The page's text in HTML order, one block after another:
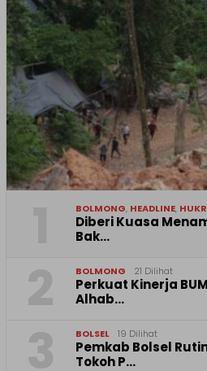
BOLMONG, HEADLINE,
Diberi Kuasa
Bak…
BOLMONG 21 Dilihat
Perkuat Kinerja
Alhab…
BOLSEL 19 Dilihat
Pemkab Bolsel
Tokoh P…